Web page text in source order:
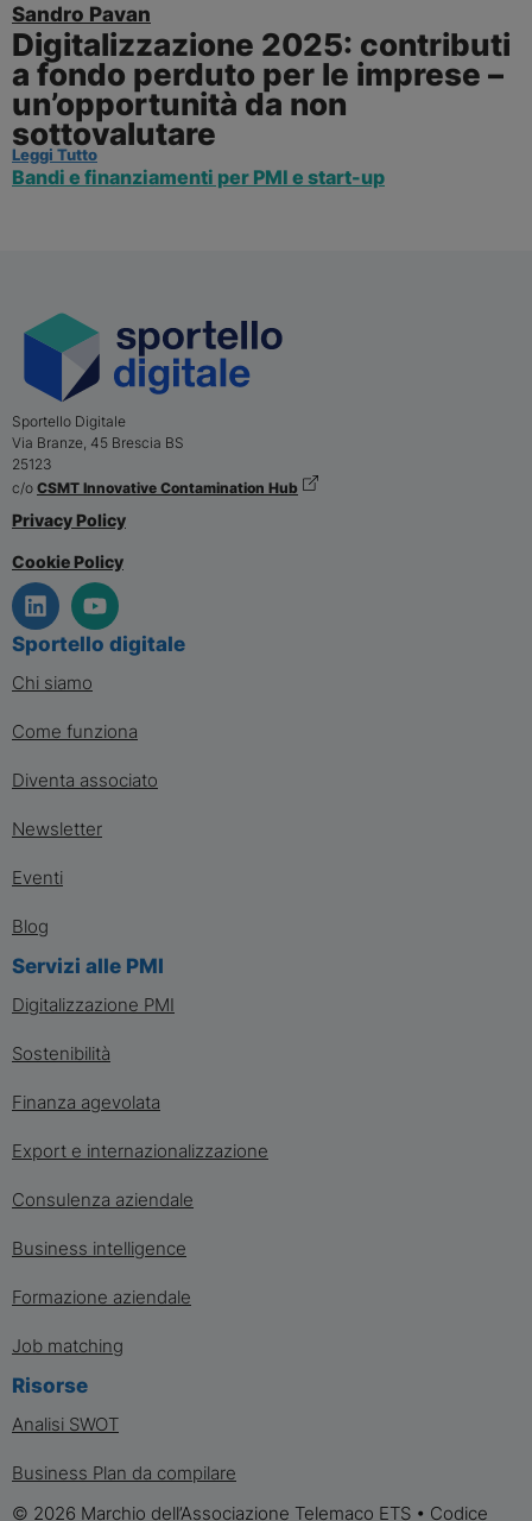
Sandro Pavan
Digitalizzazione 2025: contributi
a fondo perduto per le imprese –
un’opportunità da non
sottovalutare
Leggi Tutto
Bandi e finanziamenti per PMI e start-up
Sportello Digitale
Via Branze, 45 Brescia BS
25123
c/o CSMT Innovative Contamination Hub
Privacy Policy
Cookie Policy
Sportello digitale
Chi siamo
Come funziona
Diventa associato
Newsletter
Eventi
Blog
Servizi alle PMI
Digitalizzazione PMI
Sostenibilità
Finanza agevolata
Export e internazionalizzazione
Consulenza aziendale
Business intelligence
Formazione aziendale
Job matching
Risorse
Analisi SWOT
Business Plan da compilare
© 2026 Marchio dell’Associazione Telemaco ETS • Codice